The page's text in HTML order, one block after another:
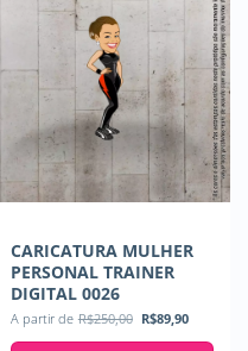
CARICATURA MULHER
PERSONAL TRAINER
DIGITAL 0026
A partir de R$250,00 O
preço
R$89,90